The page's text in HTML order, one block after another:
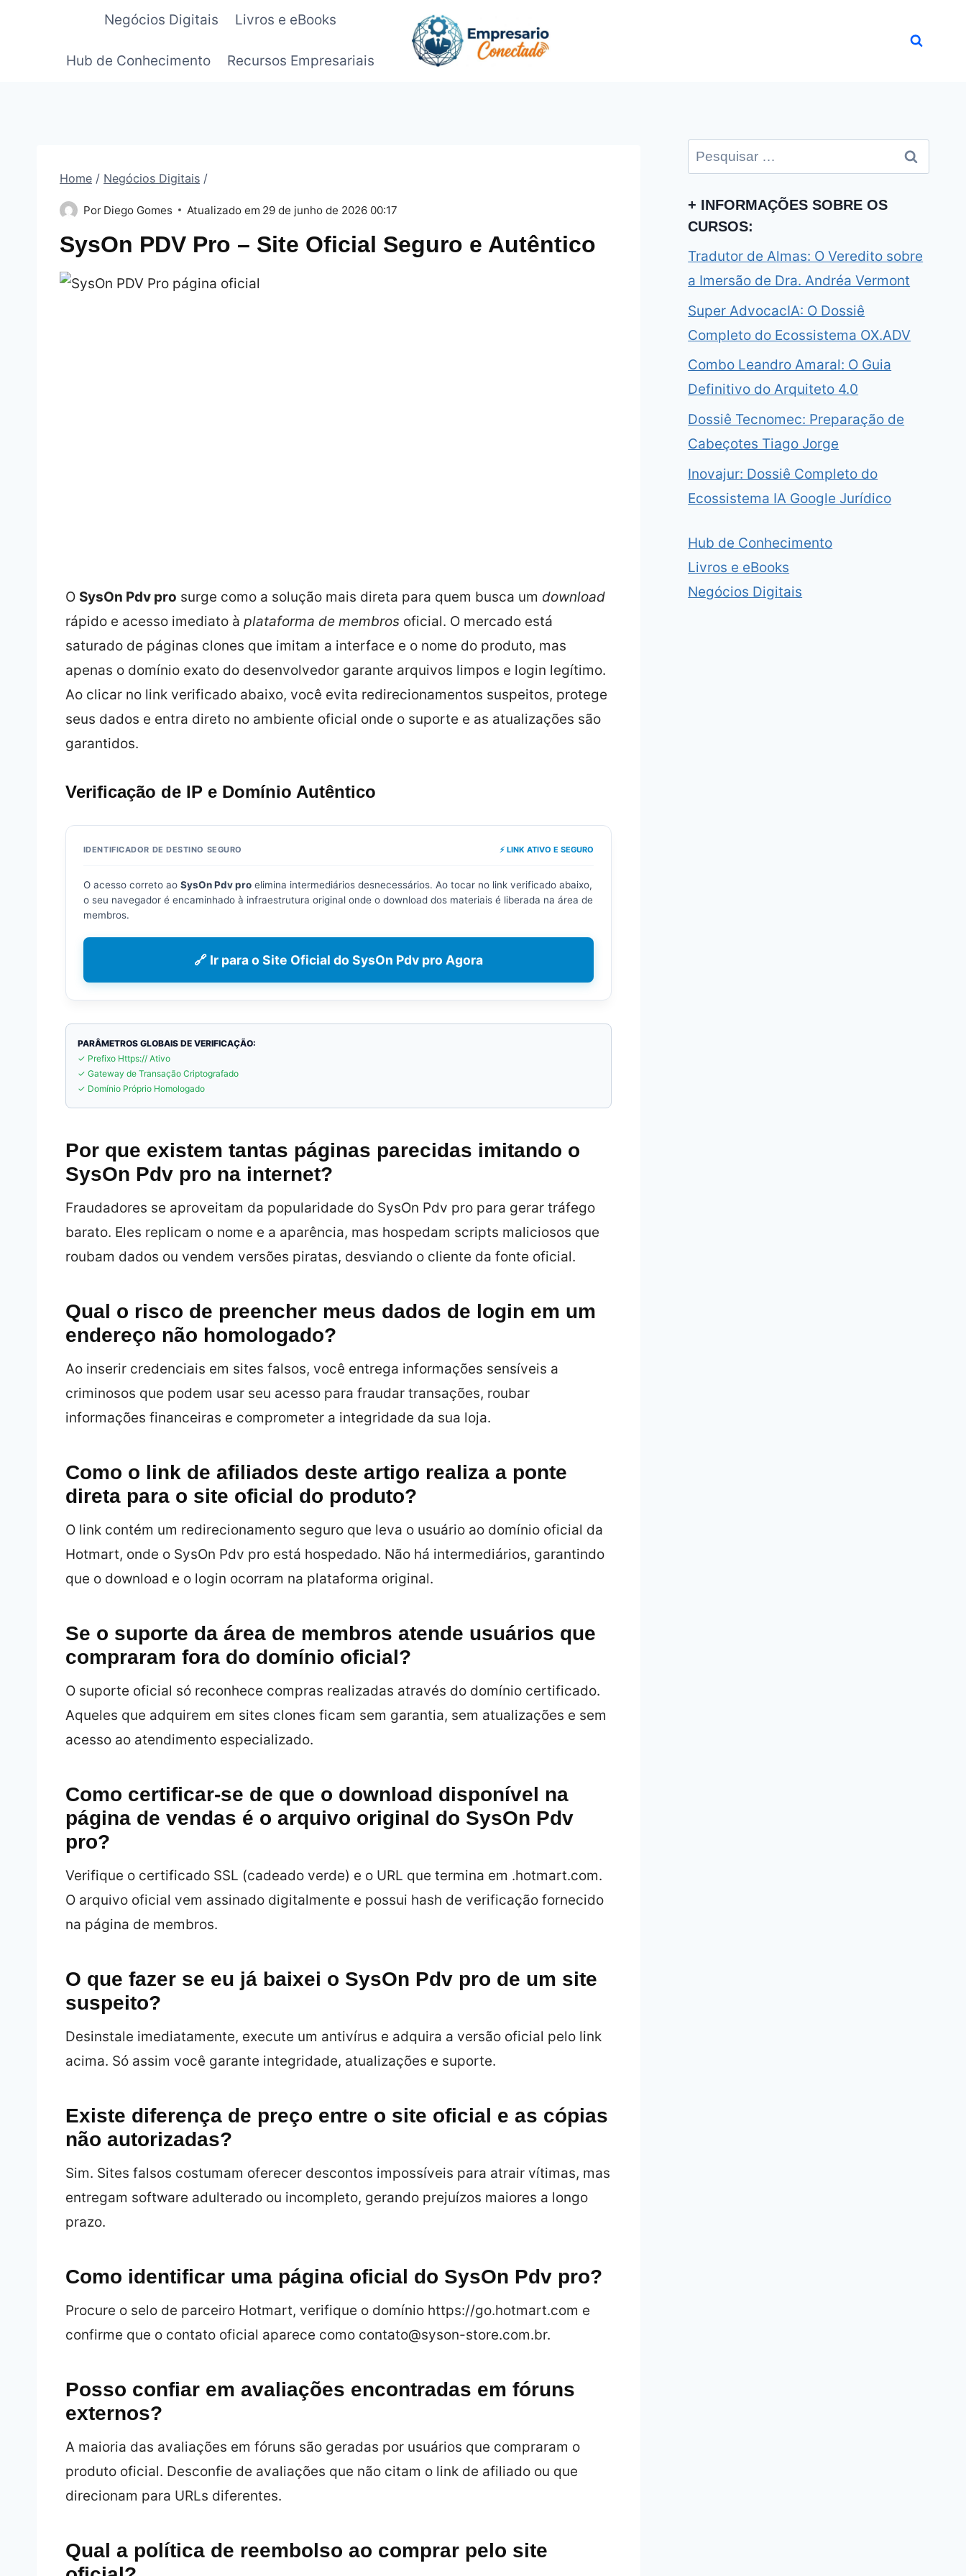
Negócios Digitais Livros e eBooks
Hub de Conhecimento Recursos Empresariais
Home / Negócios Digitais /
Por Diego Gomes Atualizado em 29 de junho de 2026 00:17
SysOn PDV Pro – Site Oficial Seguro e Autêntico
O SysOn Pdv pro surge como a solução mais direta para quem busca um download
rápido e acesso imediato à plataforma de membrosoficial. O mercado está
saturado de páginas clones que imitam a interface e o nome do produto, mas
apenas o domínio exato do desenvolvedor garante arquivos limpos e login legítimo.
Ao clicar no link verificado abaixo, você evita redirecionamentos suspeitos, protege
seus dados e entra direto no ambiente oficial onde o suporte e as atualizações são
garantidos.
Verificação de IP e Domínio Autêntico
IDENTIFICADOR DE DESTINO SEGURO ⚡ LINK ATIVO E SEGURO
O acesso correto ao SysOn Pdv proelimina intermediários desnecessários. Ao tocar no link verificado abaixo,
o seu navegador é encaminhado à infraestrutura original onde o download dos materiais é liberada na área de
membros.
🔗 Ir para o Site Oficial do SysOn Pdv pro Agora
PARÂMETROS GLOBAIS DE VERIFICAÇÃO:
✓ Prefixo Https:// Ativo
✓ Gateway de Transação Criptografado
✓ Domínio Próprio Homologado
Por que existem tantas páginas parecidas imitando o
SysOn Pdv pro na internet?
Fraudadores se aproveitam da popularidade do SysOn Pdv pro para gerar tráfego
barato. Eles replicam o nome e a aparência, mas hospedam scripts maliciosos que
roubam dados ou vendem versões piratas, desviando o cliente da fonte oficial.
Qual o risco de preencher meus dados de login em um
endereço não homologado?
Ao inserir credenciais em sites falsos, você entrega informações sensíveis a
criminosos que podem usar seu acesso para fraudar transações, roubar
informações financeiras e comprometer a integridade da sua loja.
Como o link de afiliados deste artigo realiza a ponte
direta para o site oficial do produto?
O link contém um redirecionamento seguro que leva o usuário ao domínio oficial da
Hotmart, onde o SysOn Pdv pro está hospedado. Não há intermediários, garantindo
que o download e o login ocorram na plataforma original.
Se o suporte da área de membros atende usuários que
compraram fora do domínio oficial?
O suporte oficial só reconhece compras realizadas através do domínio certificado.
Aqueles que adquirem em sites clones ficam sem garantia, sem atualizações e sem
acesso ao atendimento especializado.
Como certificar-se de que o download disponível na
página de vendas é o arquivo original do SysOn Pdv
pro?
Verifique o certificado SSL (cadeado verde) e o URL que termina em .hotmart.com.
O arquivo oficial vem assinado digitalmente e possui hash de verificação fornecido
na página de membros.
O que fazer se eu já baixei o SysOn Pdv pro de um site
suspeito?
Desinstale imediatamente, execute um antivírus e adquira a versão oficial pelo link
acima. Só assim você garante integridade, atualizações e suporte.
Existe diferença de preço entre o site oficial e as cópias
não autorizadas?
Sim. Sites falsos costumam oferecer descontos impossíveis para atrair vítimas, mas
entregam software adulterado ou incompleto, gerando prejuízos maiores a longo
prazo.
Como identificar uma página oficial do SysOn Pdv pro?
Procure o selo de parceiro Hotmart, verifique o domínio https://go.hotmart.com e
confirme que o contato oficial aparece como contato@syson-store.com.br.
Posso confiar em avaliações encontradas em fóruns
externos?
A maioria das avaliações em fóruns são geradas por usuários que compraram o
produto oficial. Desconfie de avaliações que não citam o link de afiliado ou que
direcionam para URLs diferentes.
Qual a política de reembolso ao comprar pelo site
Pesquisar
por:
+ INFORMAÇÕES SOBRE OS
CURSOS:
Tradutor de Almas: O Veredito sobre
a Imersão de Dra. Andréa Vermont
Super AdvocacIA: O Dossiê
Completo do Ecossistema OX.ADV
Combo Leandro Amaral: O Guia
Definitivo do Arquiteto 4.0
Dossiê Tecnomec: Preparação de
Cabeçotes Tiago Jorge
Inovajur: Dossiê Completo do
Ecossistema IA Google Jurídico
Hub de Conhecimento
Livros e eBooks
Negócios Digitais